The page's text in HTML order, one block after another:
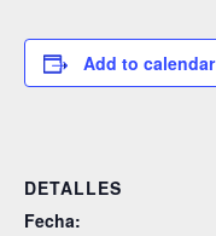
Add to calendar
DETALLES
Fecha: